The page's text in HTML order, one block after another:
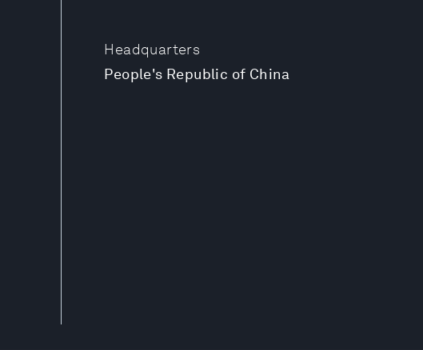
Headquarters
People's Republic of China